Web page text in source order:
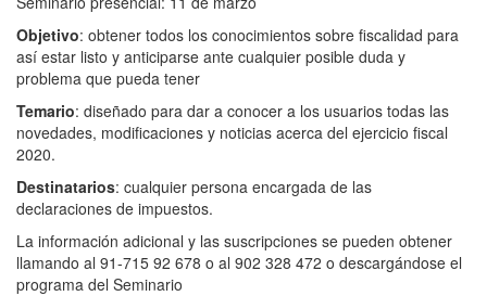
Objetivo: obtener todos los conocimientos sobre fiscalidad para
así estar listo y anticiparse ante cualquier posible duda y
problema que pueda tener
Temario: diseñado para dar a conocer a los usuarios todas las
novedades, modificaciones y noticias acerca del ejercicio fiscal
2020.
Destinatarios: cualquier persona encargada de las
declaraciones de impuestos.
La información adicional y las suscripciones se pueden obtener
llamando al 91-715 92 678 o al 902 328 472 o descargándose el
programa del Seminario